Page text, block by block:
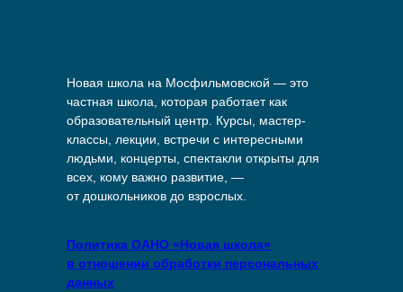
Новая школа на Мосфильмовской — это
частная школа, которая работает как
образовательный центр. Курсы, мастер-
классы, лекции, встречи с интересными
людьми, концерты, спектакли открыты для
всех, кому важно развитие, —
от дошкольников до взрослых.
Политика ОАНО «Новая школа»
в отношении обработки персональных
данных